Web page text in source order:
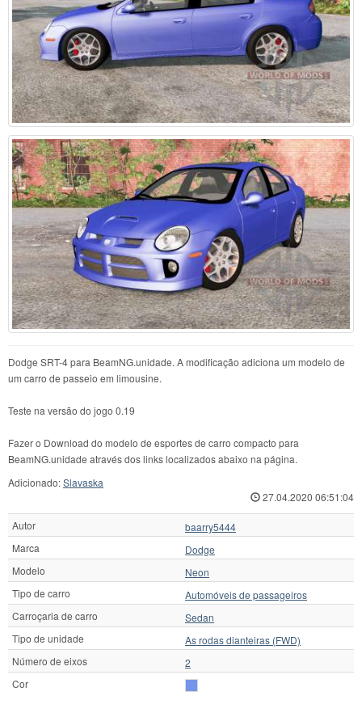
Dodge SRT-4 para BeamNG.unidade. A modificação adiciona um modelo de
um carro de passeio em limousine.
Teste na versão do jogo 0.19
Fazer o Download do modelo de esportes de carro compacto para
BeamNG.unidade através dos links localizados abaixo na página.
Adicionado:Slavaska
27.04.2020 06:51:04
Autor
baarry5444
Marca
Dodge
Modelo
Neon
Tipo de carro
Automóveis de passageiros
Carroçaria de carro
Sedan
Tipo de unidade
As rodas dianteiras (FWD)
Número de eixos
2
Cor